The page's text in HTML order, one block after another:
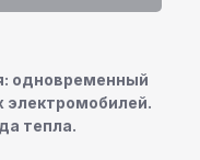
одновременный
электромобилей.
тепла.